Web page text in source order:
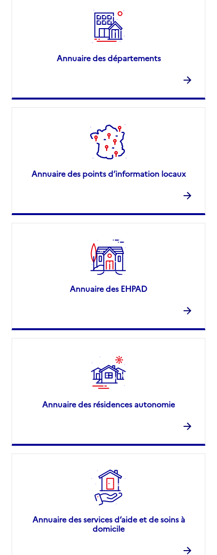
Annuaire des départements
Annuaire des points d’information locaux
Annuaire des EHPAD
Annuaire des résidences autonomie
Annuaire des services d’aide et de soins à
domicile